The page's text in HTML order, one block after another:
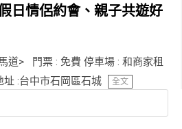
日情侶約會、親子共遊好
道> 門票 : 免費 停車場 : 和商家租
:台中市石岡區石城
全文